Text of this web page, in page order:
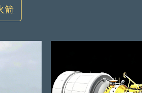
箭